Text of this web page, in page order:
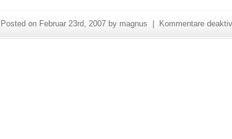
Posted on Februar 23rd, 2007 by magnus | Kommentare